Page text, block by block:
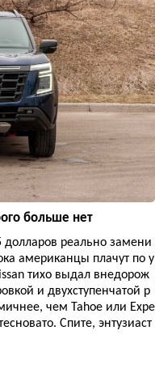
больше нет
долларов реально замени
американцы плачут по у
тихо выдал внедорож
и двухступенчатой р
чем Tahoe или Expe
Спите, энтузиаст